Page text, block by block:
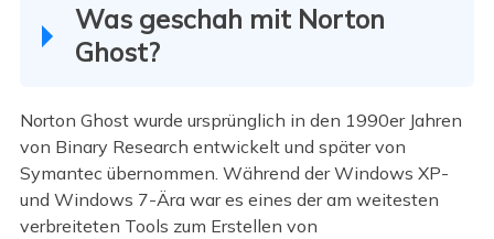
Was geschah mit Norton
Ghost?
Norton Ghost wurde ursprünglich in den 1990er Jahren
von Binary Research entwickelt und später von
Symantec übernommen. Während der Windows XP-
und Windows 7-Ära war es eines der am weitesten
verbreiteten Tools zum Erstellen von